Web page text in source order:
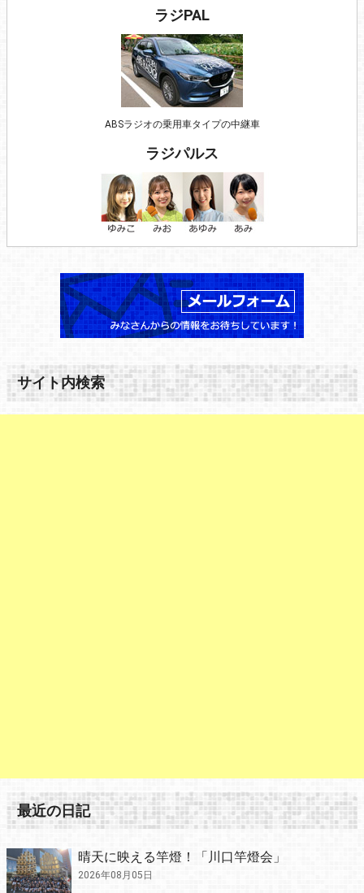
ラジPAL
ABSラジオの乗用車タイプの中継車
ラジパルス
サイト内検索
最近の日記
晴天に映える竿燈！「川口竿燈会」
2026年08月05日